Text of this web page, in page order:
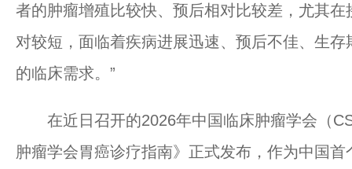
者的肿瘤增殖比较快、预后相对比较差，尤其
对较短，面临着疾病进展迅速、预后不佳、生
的临床需求。”
在近日召开的2026年中国临床肿瘤学会（
肿瘤学会胃癌诊疗指南》正式发布，作为中国